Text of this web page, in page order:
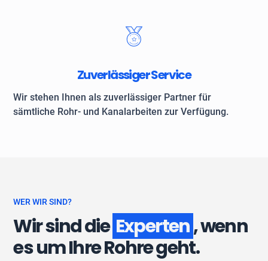
Zuverlässiger Service
Wir stehen Ihnen als zuverlässiger Partner für
sämtliche Rohr- und Kanalarbeiten zur Verfügung.
WER WIR SIND?
Wir sind die Experten, wenn
es um Ihre Rohre geht.